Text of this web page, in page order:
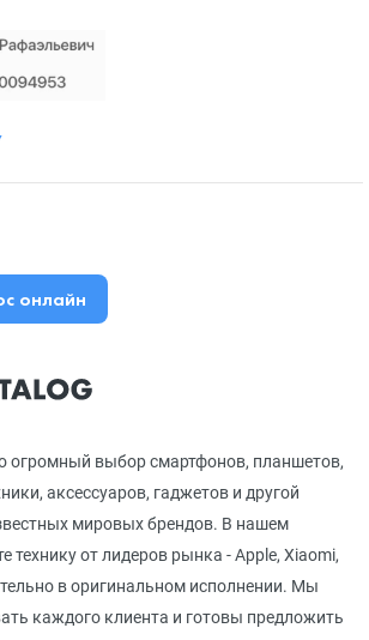
огромный выбор смартфонов, планшетов,
аксессуаров, гаджетов и другой
мировых брендов. В нашем
технику от лидеров рынка - Apple, Xiaomi,
в оригинальном исполнении. Мы
каждого клиента и готовы предложить
онлайн